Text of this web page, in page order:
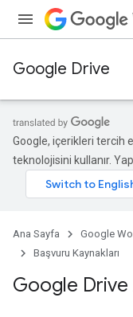
Google Drive
Google, içerikleri tercih
teknolojisini kullanır.
Ana Sayfa Google
Başvuru Kaynakları
Google Drive